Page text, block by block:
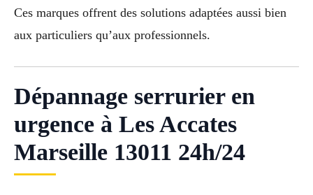
Ces marques offrent des solutions adaptées aussi bien
aux particuliers qu’aux professionnels.
Dépannage serrurier en
urgence à Les Accates
Marseille 13011 24h/24